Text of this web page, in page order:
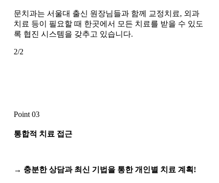
문치과는 서울대 출신 원장님들과 함께 교정치료, 외과
치료 등이 필요할 때 한곳에서 모든 치료를 받을 수 있도
록 협진 시스템을 갖추고 있습니다.
2/2
Point 03
통합적 치료 접근
→ 충분한 상담과 최신 기법을 통한 개인별 치료 계획!